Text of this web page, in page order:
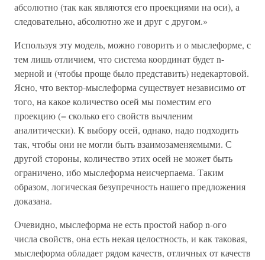
абсолютно (так как являются его проекциями на оси), а
следовательно, абсолютно же и друг с другом.»
Используя эту модель, можно говорить и о мыслеформе, с
тем лишь отличием, что система координат будет n-
мерной и (чтобы проще было представить) недекартовой.
Ясно, что вектор-мыслеформа существует независимо от
того, на какое количество осей мы поместим его
проекцию (= сколько его свойств вычленим
аналитически). К выбору осей, однако, надо подходить
так, чтобы они не могли быть взаимозаменяемыми. С
другой стороны, количество этих осей не может быть
ограничено, ибо мыслеформа неисчерпаема. Таким
образом, логическая безупречность нашего предложения
доказана.
Очевидно, мыслеформа не есть простой набор n-ого
числа свойств, она есть некая целостность, и как таковая,
мыслеформа обладает рядом качеств, отличных от качеств